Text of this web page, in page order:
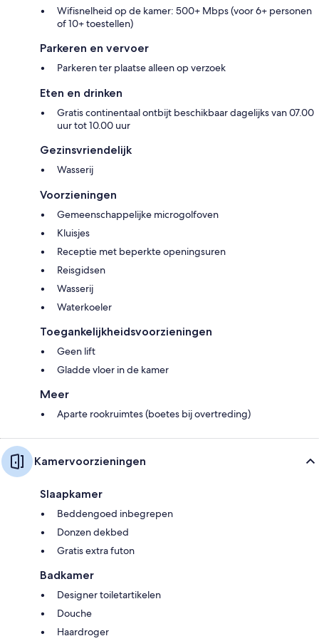
Wifisnelheid op de kamer: 500+ Mbps (voor 6+ personen
of 10+ toestellen)
Parkeren en vervoer
Parkeren ter plaatse alleen op verzoek
Eten en drinken
Gratis continentaal ontbijt beschikbaar dagelijks van 07.00
uur tot 10.00 uur
Gezinsvriendelijk
Wasserij
Voorzieningen
Gemeenschappelijke microgolfoven
Kluisjes
Receptie met beperkte openingsuren
Reisgidsen
Wasserij
Waterkoeler
Toegankelijkheidsvoorzieningen
Geen lift
Gladde vloer in de kamer
Meer
Aparte rookruimtes (boetes bij overtreding)
Kamervoorzieningen
Slaapkamer
Beddengoed inbegrepen
Donzen dekbed
Gratis extra futon
Badkamer
Designer toiletartikelen
Douche
Haardroger